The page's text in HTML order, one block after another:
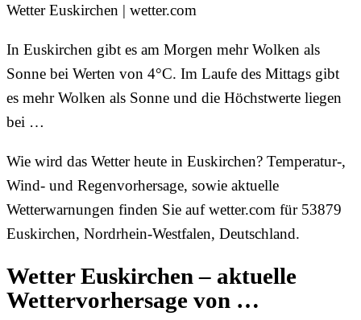
Wetter Euskirchen | wetter.com
In Euskirchen gibt es am Morgen mehr Wolken als
Sonne bei Werten von 4°C. Im Laufe des Mittags gibt
es mehr Wolken als Sonne und die Höchstwerte liegen
bei …
Wie wird das Wetter heute in Euskirchen? Temperatur-,
Wind- und Regenvorhersage, sowie aktuelle
Wetterwarnungen finden Sie auf wetter.com für 53879
Euskirchen, Nordrhein-Westfalen, Deutschland.
Wetter Euskirchen – aktuelle
Wettervorhersage von …